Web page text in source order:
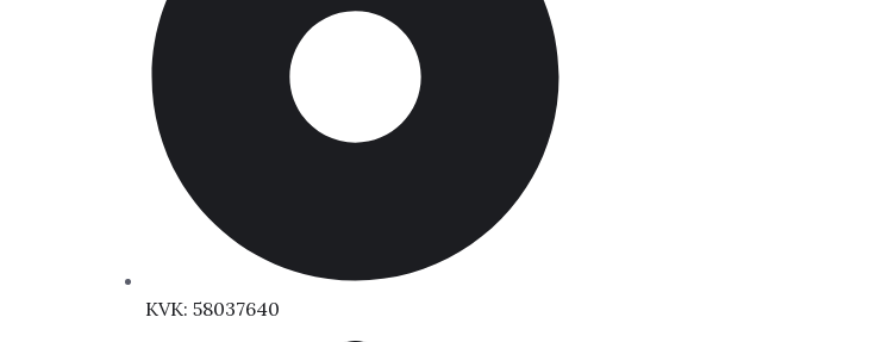
KVK: 58037640